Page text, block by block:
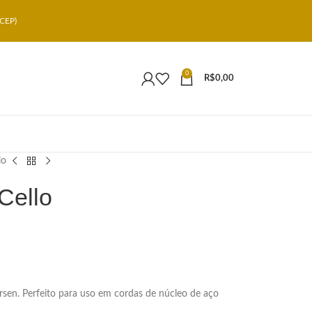
0
R$0,00
Perfeito para uso em cordas de núcleo de aço